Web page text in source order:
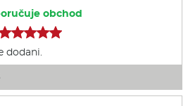
obchod
dodani.